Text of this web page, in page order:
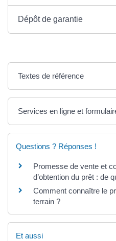
Dépôt de garantie
Textes de référence
Services en ligne et
Questions ? Réponses !
Promesse de vente et
d’obtention du prêt : de
Comment connaître le
terrain ?
Et aussi